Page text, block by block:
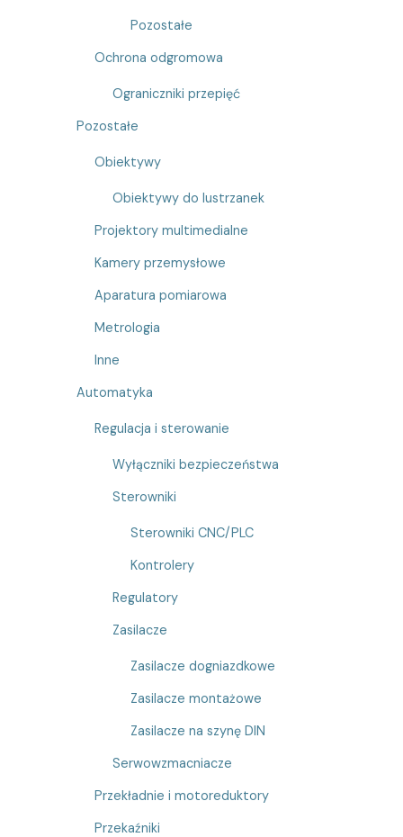
Pozostałe
Ochrona odgromowa
Ograniczniki przepięć
Pozostałe
Obiektywy
Obiektywy do lustrzanek
Projektory multimedialne
Kamery przemysłowe
Aparatura pomiarowa
Metrologia
Inne
Automatyka
Regulacja i sterowanie
Wyłączniki bezpieczeństwa
Sterowniki
Sterowniki CNC/PLC
Kontrolery
Regulatory
Zasilacze
Zasilacze dogniazdkowe
Zasilacze montażowe
Zasilacze na szynę DIN
Serwowzmacniacze
Przekładnie i motoreduktory
Przekaźniki